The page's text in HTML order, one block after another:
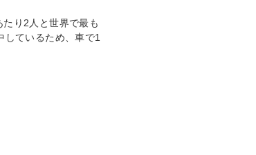
り2人と世界で最も
ているため、車で1